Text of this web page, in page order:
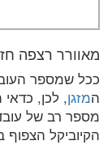
מאוורר רצפה
ככל שמספר
המזגן, לכן,
מספר רב של
הקיוביקל הצפוף